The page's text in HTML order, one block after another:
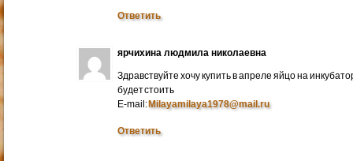
Ответить
ярчихина людмила николаевна
Здравствуйте хочу купить в апреле яйцо на
будет стоить
E-mail:Milayamilaya1978@mail.ru
Ответить